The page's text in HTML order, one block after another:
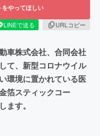
をやってほしい
LINEで送る
URLコピー
車株式会社、合同会社
て、新型コロナウイル
環境に置かれている医
箔スティックコー
ます。